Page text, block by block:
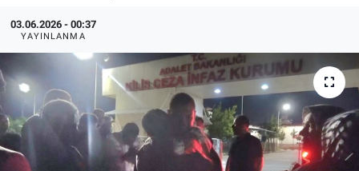
03.06.2026 - 00:37
YAYINLANMA